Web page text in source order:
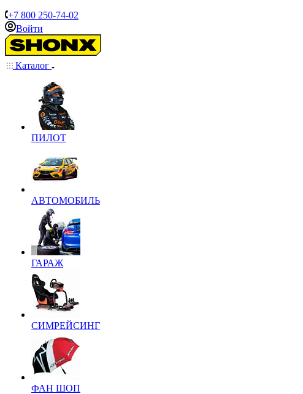
+7 800 250-74-02
Войти
Каталог
ПИЛОТ
АВТОМОБИЛЬ
ГАРАЖ
СИМРЕЙСИНГ
ФАН ШОП